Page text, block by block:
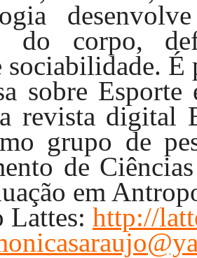
do corpo,
sociabilidade.
sobre
revista digital
grupo de
de
em
Lattes: http://